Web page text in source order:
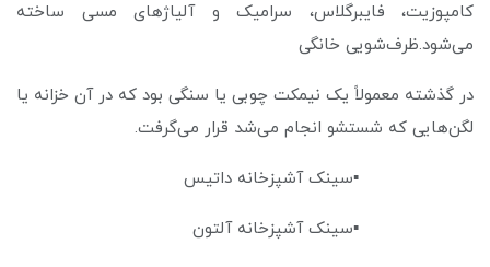
کامپوزیت، فایبرگلاس، سرامیک و آلیاژهای مسی ساخته
می‌شود.ظرف‌شویی خانگی
در گذشته معمولاً یک نیمکت چوبی یا سنگی بود که در آن خزانه یا
لگن‌هایی که شستشو انجام می‌شد قرار می‌گرفت.
▪️سینک آشپزخانه داتیس
▪️سینک آشپزخانه آلتون